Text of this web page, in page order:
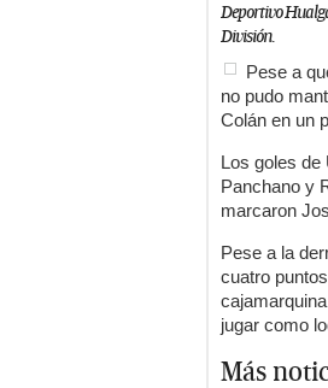
Deportivo
División.
Pese a
no pudo
Colán en un
Los goles de
Panchano y
marcaron
Pese a la
cuatro
jugar como
Más